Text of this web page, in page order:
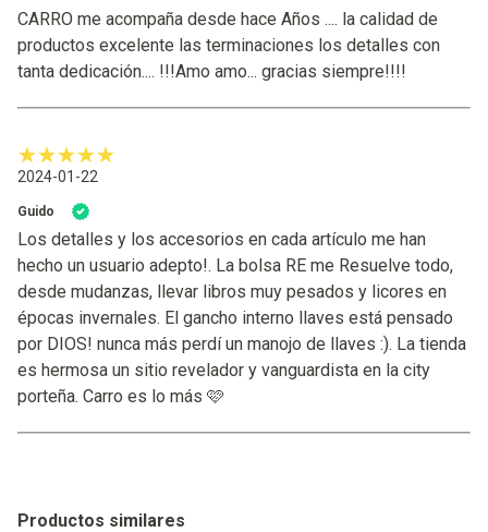
CARRO me acompaña desde hace Años .... la calidad de
productos excelente las terminaciones los detalles con
tanta dedicación.... !!!Amo amo... gracias siempre!!!!
2024-01-22
Guido
Los detalles y los accesorios en cada artículo me han
hecho un usuario adepto!. La bolsa RE me Resuelve todo,
desde mudanzas, llevar libros muy pesados y licores en
épocas invernales. El gancho interno llaves está pensado
por DIOS! nunca más perdí un manojo de llaves :). La tienda
es hermosa un sitio revelador y vanguardista en la city
porteña. Carro es lo más 🩷
Productos similares